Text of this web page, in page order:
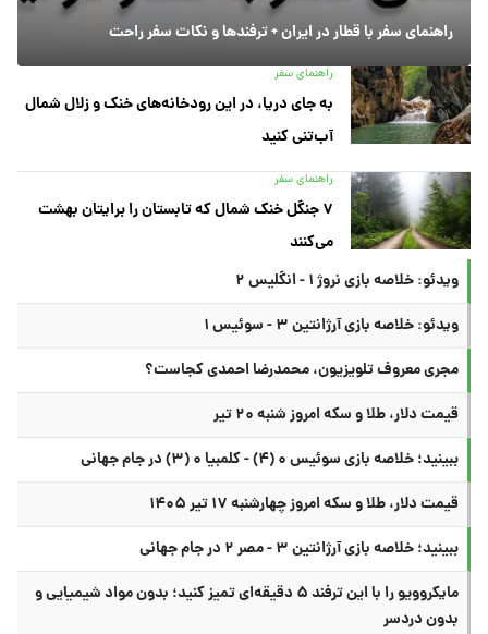
راهنمای سفر با قطار در ایران + ترفندها و نکات سفر راحت
راهنمای سفر
به جای دریا، در این رودخانه‌های خنک و زلال شمال
آب‌تنی کنید
راهنمای سفر
۷ جنگل خنک شمال که تابستان را برایتان بهشت
می‌کنند
ویدئو: خلاصه بازی نروژ ۱ - انگلیس ۲
ویدئو: خلاصه بازی آرژانتین ۳ - سوئیس ۱
مجری معروف تلویزیون، محمدرضا احمدی کجاست؟
قیمت دلار، طلا و سکه امروز شنبه ۲۰ تیر
ببینید؛ خلاصه بازی سوئیس ۰ (۴) - کلمبیا ۰ (۳) در جام جهانی
قیمت دلار، طلا و سکه امروز چهارشنبه ۱۷ تیر ۱۴۰۵
ببینید؛ خلاصه بازی آرژانتین ۳ - مصر ۲ در جام جهانی
مایکروویو را با این ترفند ۵ دقیقه‌ای تمیز کنید؛ بدون مواد شیمیایی و
بدون دردسر